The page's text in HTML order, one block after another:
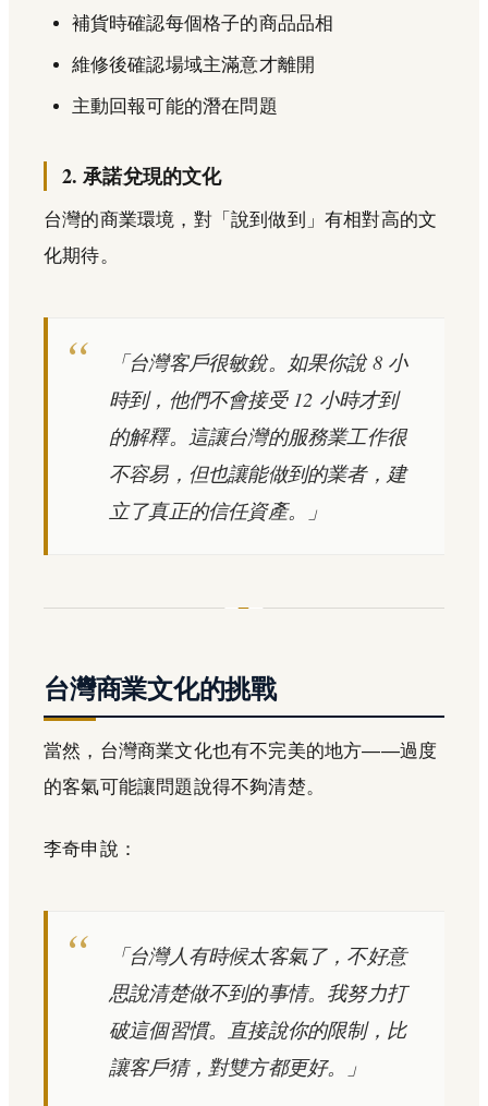
補貨時確認每個格子的商品品相
維修後確認場域主滿意才離開
主動回報可能的潛在問題
2. 承諾兌現的文化
台灣的商業環境，對「說到做到」有相對高的文
化期待。
「台灣客戶很敏銳。如果你說 8 小
時到，他們不會接受 12 小時才到
的解釋。這讓台灣的服務業工作很
不容易，但也讓能做到的業者，建
立了真正的信任資產。」
台灣商業文化的挑戰
當然，台灣商業文化也有不完美的地方——過度
的客氣可能讓問題說得不夠清楚。
李奇申說：
「台灣人有時候太客氣了，不好意
思說清楚做不到的事情。我努力打
破這個習慣。直接說你的限制，比
讓客戶猜，對雙方都更好。」